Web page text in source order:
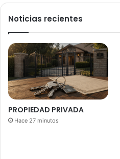
Noticias recientes
PROPIEDAD PRIVADA
Hace 27 minutos